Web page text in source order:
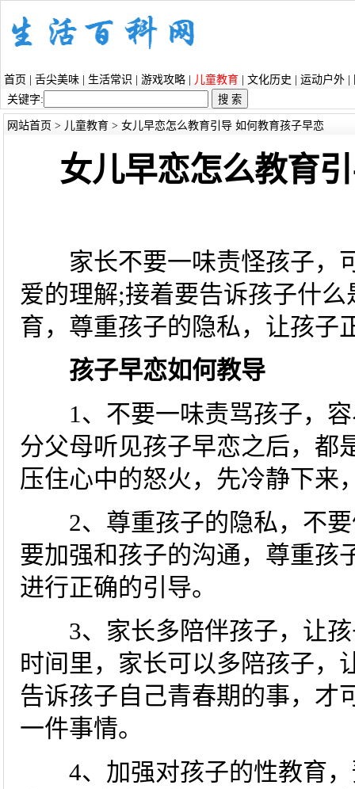
首页 舌尖美味 生活常识 游戏攻略 儿童教育 文化历史 运动户外
关键字:
网站首页 > 儿童教育> 女儿早恋怎么教育引导 如何教育孩子早恋
女儿早恋怎么教育
家长不要一味责怪孩子，
爱的理解;接着要告诉孩子什
育，尊重孩子的隐私，让孩子
孩子早恋如何教导
1、不要一味责骂孩子，容
分父母听见孩子早恋之后，都
压住心中的怒火，先冷静下来
2、尊重孩子的隐私，不要
要加强和孩子的沟通，尊重孩
进行正确的引导。
3、家长多陪伴孩子，让孩
时间里，家长可以多陪孩子，
告诉孩子自己青春期的事，才
一件事情。
4、加强对孩子的性教育，